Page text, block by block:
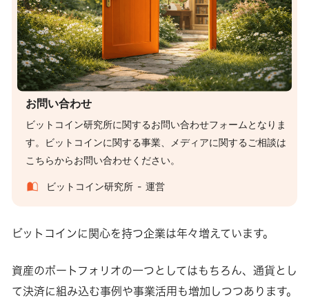
お問い合わせ
ビットコイン研究所に関するお問い合わせフォームとなりま
す。ビットコインに関する事業、メディアに関するご相談は
こちらからお問い合わせください。
ビットコイン研究所 運営
ビットコインに関心を持つ企業は年々増えています。
資産のポートフォリオの一つとしてはもちろん、通貨とし
て決済に組み込む事例や事業活用も増加しつつあります。